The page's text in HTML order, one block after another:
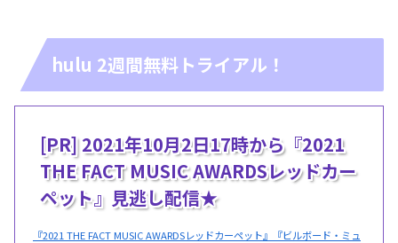
hulu 2週間無料トライアル！
[PR] 2021年10月2日17時から『2021
THE FACT MUSIC AWARDSレッドカー
ペット』見逃し配信★
『2021 THE FACT MUSIC AWARDSレッドカーペット』『ビルボード・ミュ